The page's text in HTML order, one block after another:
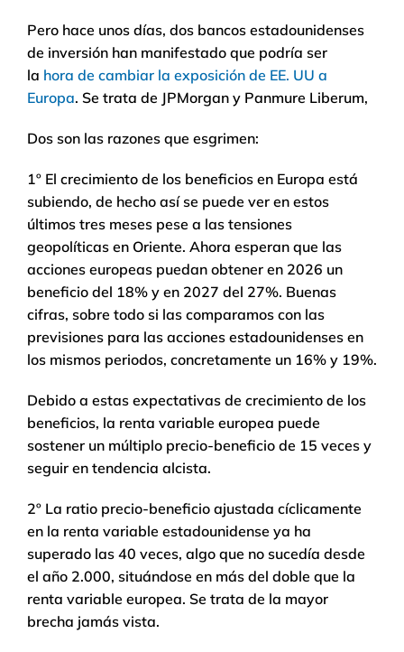
Pero hace unos días, dos bancos estadounidenses
de inversión han manifestado que podría ser
la hora de cambiar la exposición de EE. UU a
Europa. Se trata de JPMorgan y Panmure Liberum,
Dos son las razones que esgrimen:
1º El crecimiento de los beneficios en Europa está
subiendo, de hecho así se puede ver en estos
últimos tres meses pese a las tensiones
geopolíticas en Oriente. Ahora esperan que las
acciones europeas puedan obtener en 2026 un
beneficio del 18% y en 2027 del 27%. Buenas
cifras, sobre todo si las comparamos con las
previsiones para las acciones estadounidenses en
los mismos periodos, concretamente un 16% y 19%.
Debido a estas expectativas de crecimiento de los
beneficios, la renta variable europea puede
sostener un múltiplo precio-beneficio de 15 veces y
seguir en tendencia alcista.
2º La ratio precio-beneficio ajustada cíclicamente
en la renta variable estadounidense ya ha
superado las 40 veces, algo que no sucedía desde
el año 2.000, situándose en más del doble que la
renta variable europea. Se trata de la mayor
brecha jamás vista.